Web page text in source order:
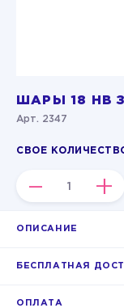
ШАРЫ 18 HB
Арт. 2347
СВОЕ
– +
ОПИСАНИЕ
БЕСПЛАТНАЯ
ОПЛАТА